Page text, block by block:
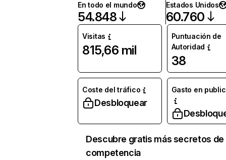
En todo el mundo
54.848
Estados Unidos
60.760
Visitas
815,66 mil
Puntuación de
Autoridad
38
Coste del tráfico
Desbloquear
Gasto en
Descubre gratis más secretos de
competencia